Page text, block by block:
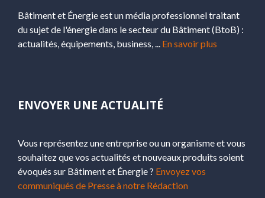
Bâtiment et Énergie est un média professionnel traitant
du sujet de l'énergie dans le secteur du Bâtiment (BtoB) :
actualités, équipements, business, ... En savoir plus
ENVOYER UNE ACTUALITÉ
Vous représentez une entreprise ou un organisme et vous
souhaitez que vos actualités et nouveaux produits soient
évoqués sur Bâtiment et Énergie ? Envoyez vos
communiqués de Presse à notre Rédaction